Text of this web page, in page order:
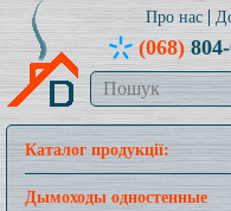
Про нас
(068)
Каталог продукції:
Дымоходы одностенные